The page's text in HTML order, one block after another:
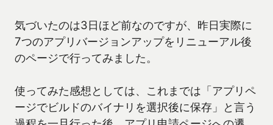
気づいたのは3日ほど前なのですが、昨日実際に
7つのアプリバージョンアップをリニューアル後
のページで行ってみました。
使ってみた感想としては、これまでは「アプリペ
ージでビルドのバイナリを選択後に保存」と言う